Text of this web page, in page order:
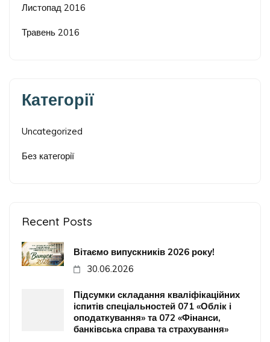
Листопад 2016
Травень 2016
Категорії
Uncategorized
Без категорії
Recent Posts
Вітаємо випускників 2026 року!
30.06.2026
Підсумки складання кваліфікаційних
іспитів спеціальностей 071 «Облік і
оподаткування» та 072 «Фінанси,
банківська справа та страхування»